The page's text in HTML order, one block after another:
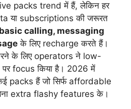
packs trend में हैं, लेकिन हर
या subscriptions की जरूरत
basic calling, messaging
के लिए recharge करते हैं।
के लिए operators ने low-
focus किया है। 2026 में
packs हैं जो सिर्फ affordable
extra flashy features के।